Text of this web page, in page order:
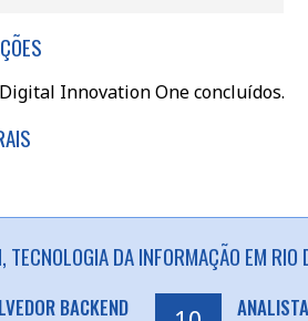
Innovation One concluídos.
DA INFORMAÇÃO EM RIO
BACKEND